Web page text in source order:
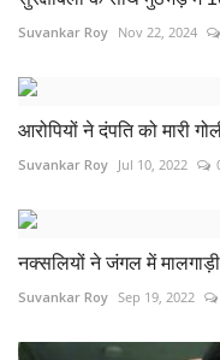
Suvankar Roy Nov 22, 2024
आरोपियों ने दंपति को मारी
Suvankar Roy Jul 10, 2022
नक्सलियों ने जंगल में
Suvankar Roy Sep 19, 2022